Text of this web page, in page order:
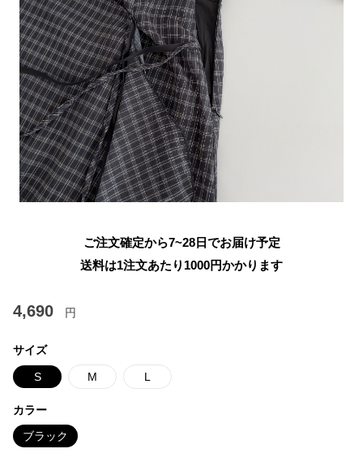
ご注文確定から7~28日でお届け予定
送料は1注文あたり 1000円かかります
4,690 円
サイズ
S M L
カラー
ブラック